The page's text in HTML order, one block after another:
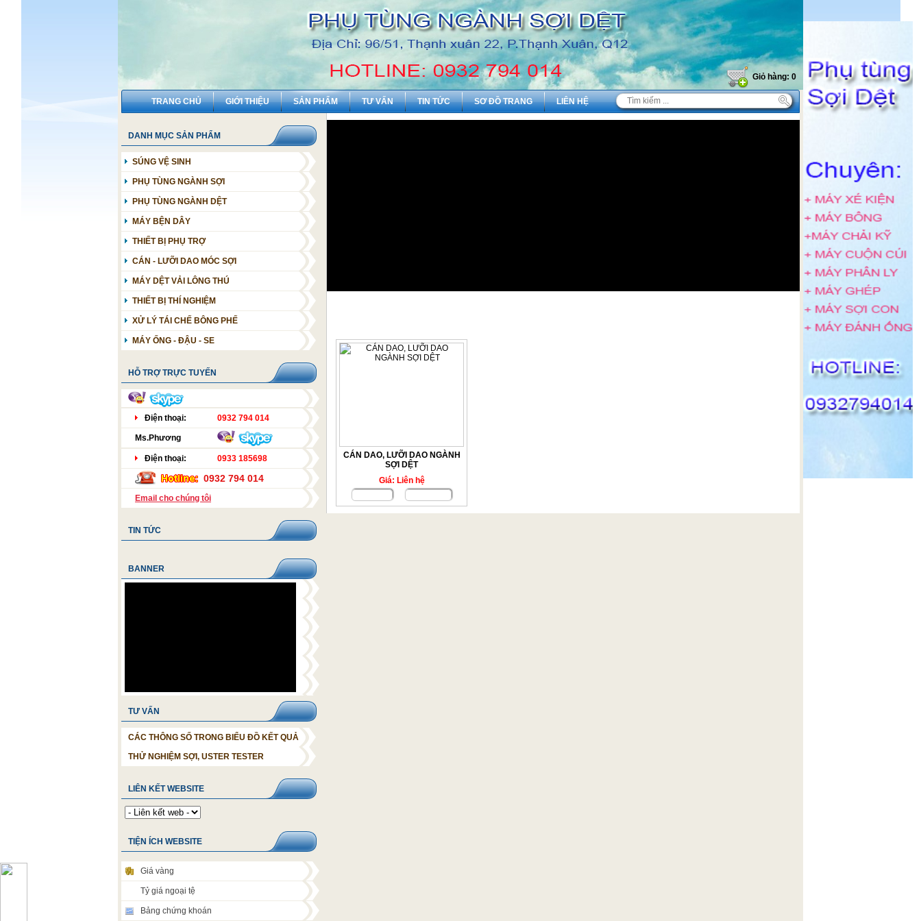
Giỏ hàng: 0
TRANG CHỦ GIỚI THIỆU SẢN PHẨM TƯ VẤN TIN TỨC SƠ ĐỒ TRANG LIÊN HỆ
DANH MỤC SẢN PHẨM
SÚNG VỆ SINH
PHỤ TÙNG NGÀNH SỢI
MÁY XÉ KIỆN
MÁY CHẢI
MÁY GHÉP
MÁY THÔ
MÁY SỢI CON ( SỢI NHUYỄN)
MÁY ĐÁNH ỐNG
MÁY CHẢI KỸ
MÁY CUỘN CÚI
PHỤ TÙNG NGÀNH DỆT
PHỤ TÙNG DỆT BAO PP STARLINGER
MÁY DỆT THOI
MÁY DỆT KHÍ
MÁY DỆT KIẾM
MÁY DỆT NƯỚC
MÁY BỆN DÂY
THIẾT BỊ PHỤ TRỢ
HÚT THỔI BỤI - OHTC
ĐIỀU HÒA KHÔNG KHÍ
NHÀ MÁY SỢI
PHÒNG SUỐT DA
TÁCH TIA LỬA ĐIỆN
SÚNG VỆ SINH
CÁN - LƯỠI DAO MÓC SỢI
MÁY DỆT VẢI LÔNG THÚ
THIẾT BỊ THÍ NGHIỆM
XỬ LÝ TÁI CHẾ BÔNG PHẾ
MÁY ỐNG - ĐẬU - SE
HỖ TRỢ TRỰC TUYẾN
Điện thoại: 0932 794 014
Ms.Phương
Điện thoại: 0933 185698
0932 794 014
Email cho chúng tôi
TIN TỨC
BANNER
TƯ VẤN
CÁC THÔNG SỐ TRONG BIỂU ĐỒ KẾT QUẢ
THỬ NGHIỆM SỢI, USTER TESTER
LIÊN KẾT WEBSITE
TIỆN ÍCH WEBSITE
Giá vàng
Tỷ giá ngoại tệ
Bảng chứng khoán
CÁN DAO, LƯỠI DAO NGÀNH
SỢI DỆT
Giá: Liên hệ